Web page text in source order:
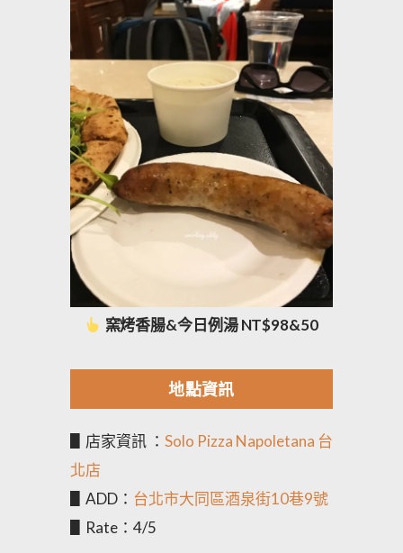
窯烤香腸&今日例湯 NT$98&50
地點資訊
▋店家資訊 ： Solo Pizza Napoletana 台
北店
▋ADD： 台北市大同區酒泉街10巷9號
▋Rate：4/5